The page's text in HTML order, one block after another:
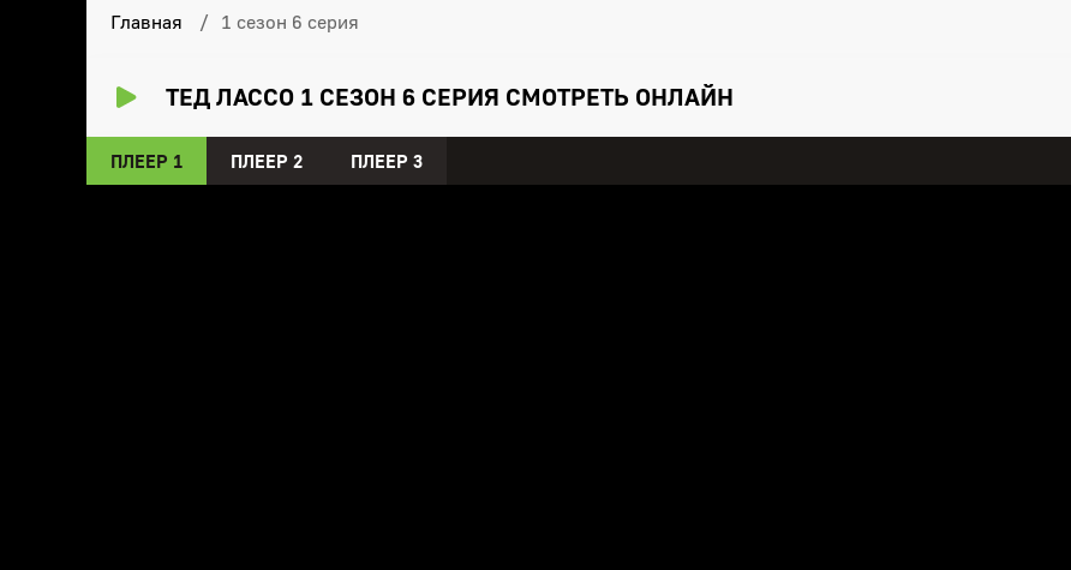
Главная 1 сезон 6 серия
ТЕД ЛАССО 1 СЕЗОН 6 СЕРИЯ СМОТРЕТЬ ОНЛАЙН
ПЛЕЕР 1 ПЛЕЕР 2 ПЛЕЕР 3